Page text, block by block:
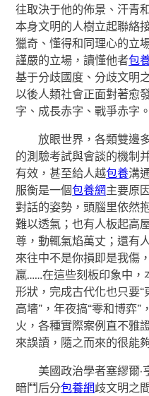
往取決于他的佈景、汗青
本身文明的人樹立起聯絡
獵奇、懂得和同理心的立
謹嚴的立場，讀懂他者包
基于分歧國度、分歧文明
以後人類社會正面對著愈
字、成長赤字、戰爭赤字。
放眼世界，各類雙邊
的測驗考試與會談的機制
有效，甚至給人越包養溝
服衡是一個包養網主要原
對話的姿勢，頭腦里依然
難以透氣；也有人板起高
尊，動輒氣焰萬丈；還有
來往中不是你損即是我傷
贏……在這些刻板印象中，
形狀，完成古代化也只要“
高墻”，年夜搞“零和博弈”
火，各種實際案例直不雅
來誤讀，隨之而來的很能
美國政治學者塞繆爾·
暗鬥后分包養網歧文明之